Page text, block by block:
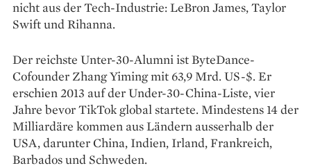
nicht aus der Tech-Industrie: LeBron James, Taylor
Swift und Rihanna.
Der reichste Unter-30-Alumni ist ByteDance-
Cofounder Zhang Yiming mit 63,9 Mrd. US-$. Er
erschien 2013 auf der Under-30-China-Liste, vier
Jahre bevor TikTok global startete. Mindestens 14 der
Milliardäre kommen aus Ländern ausserhalb der
USA, darunter China, Indien, Irland, Frankreich,
Barbados und Schweden.